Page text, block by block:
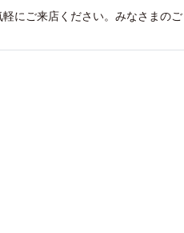
にご来店ください。みなさまのご